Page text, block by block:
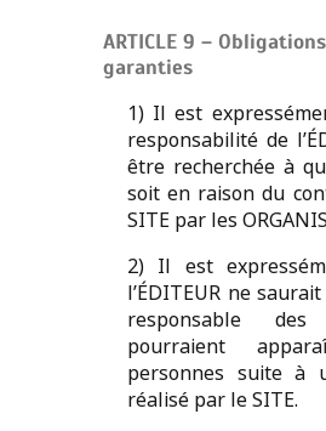
ARTICLE 9 –
garanties
1) Il est
responsabilité de
être recherchée à
soit en raison du
SITE par les
2) Il est
l’ÉDITEUR ne
responsable
pourraient
personnes suite à
réalisé par le SITE.